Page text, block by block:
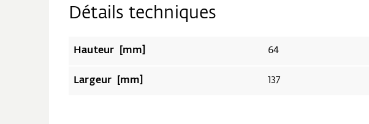
Détails techniques
Hauteur [mm] 64
Largeur [mm] 137